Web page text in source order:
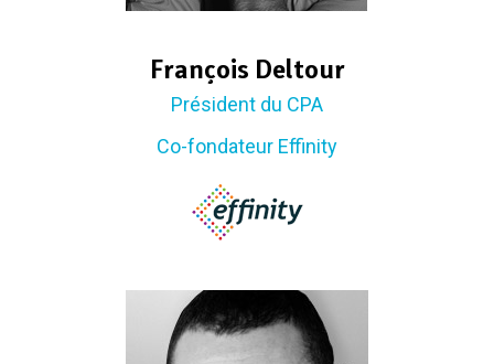
François Deltour
Président du CPA
Co-fondateur Effinity